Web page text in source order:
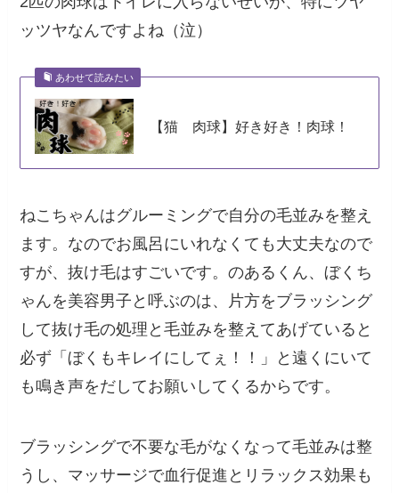
ッツヤなんですよね（泣）
あわせて読みたい
【猫 肉球】好き好き！肉球！
ねこちゃんはグルーミングで自分の毛並みを整え
ます。なのでお風呂にいれなくても大丈夫なので
すが、抜け毛はすごいです。のあるくん、ぼくち
ゃんを美容男子と呼ぶのは、片方をブラッシング
して抜け毛の処理と毛並みを整えてあげていると
必ず「ぼくもキレイにしてぇ！！」と遠くにいて
も鳴き声をだしてお願いしてくるからです。
ブラッシングで不要な毛がなくなって毛並みは整
うし、マッサージで血行促進とリラックス効果も